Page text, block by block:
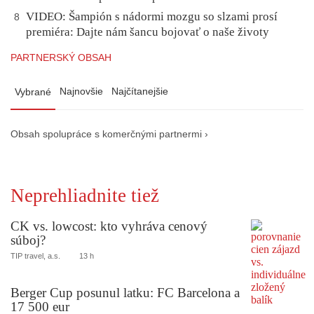
8
VIDEO: Šampión s nádormi mozgu so slzami prosí
premiéra: Dajte nám šancu bojovať o naše životy
PARTNERSKÝ OBSAH
Vybrané Najnovšie Najčítanejšie
Obsah spolupráce s komerčnými partnermi ›
Neprehliadnite tiež
CK vs. lowcost: kto vyhráva cenový
súboj?
TIP travel, a.s. 13 h
Berger Cup posunul latku: FC Barcelona a
17 500 eur